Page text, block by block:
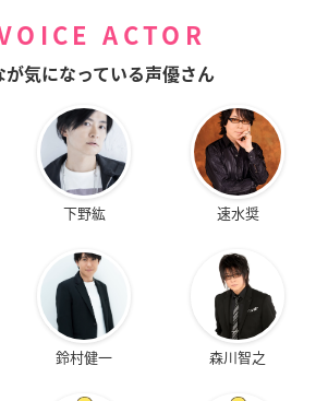
ACTOR
が気になっている声優さん
下野紘 速水奨
鈴村健一 森川智之